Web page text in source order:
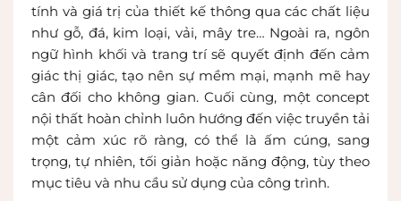
tính và giá trị của thiết kế thông qua các chất liệu
như gỗ, đá, kim loại, vải, mây tre… Ngoài ra, ngôn
ngữ hình khối và trang trí sẽ quyết định đến cảm
giác thị giác, tạo nên sự mềm mại, mạnh mẽ hay
cân đối cho không gian. Cuối cùng, một concept
nội thất hoàn chỉnh luôn hướng đến việc truyền tải
một cảm xúc rõ ràng, có thể là ấm cúng, sang
trọng, tự nhiên, tối giản hoặc năng động, tùy theo
mục tiêu và nhu cầu sử dụng của công trình.